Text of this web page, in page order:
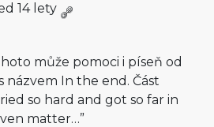
14 lety
může pomoci i píseň od
názvem In the end. Část
so hard and got so far in
matter…”